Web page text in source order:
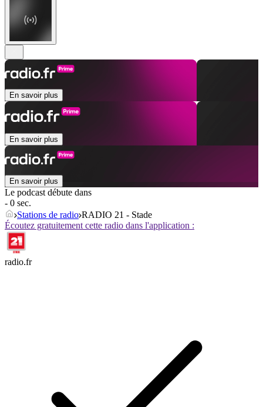
En savoir plus
En savoir plus
En savoir plus
Le podcast débute dans
- 0 sec.
Stations de radio RADIO 21 - Stade
Écoutez gratuitement cette radio dans l'application :
radio.fr